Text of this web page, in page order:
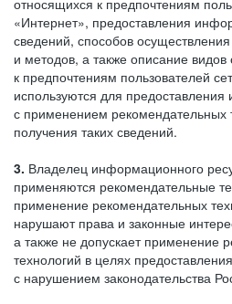
относящихся к предпочтениям
«Интернет», предоставления
сведений, способов
и методов, а также описание
к предпочтениям пользователей
используются для
с применением рекомендательных
получения таких сведений.
3. Владелец информационного
применяются рекомендательные
применение рекомендательных
нарушают права и законные
а также не допускает применение
технологий в целях
с нарушением законодательства